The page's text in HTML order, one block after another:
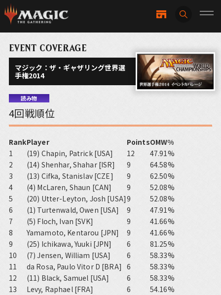
EVENT COVERAGE
マジック：ザ・ギャザリング世界選
手権2014
読み物
4回戦順位
RankPlayer PointsOMW%
1
(19) Chapin, Patrick [USA] 12
47.91%
2
(14) Shenhar, Shahar [ISR] 9
64.58%
3
(13) Cifka, Stanislav [CZE] 9
62.50%
4
(4) McLaren, Shaun [CAN] 9
52.08%
5
(20) Utter-Leyton, Josh [USA]9
52.08%
6
(1) Turtenwald, Owen [USA] 9
47.91%
7
(5) Floch, Ivan [SVK] 9
41.66%
8
Yamamoto, Kentarou [JPN] 9
41.66%
9
(25) Ichikawa, Yuuki [JPN] 6
81.25%
10
(7) Jensen, William [USA] 6
58.33%
11
da Rosa, Paulo Vitor D [BRA] 6
58.33%
12
(11) Black, Samuel [USA] 6
58.33%
13
Levy, Raphael [FRA] 6
54.16%